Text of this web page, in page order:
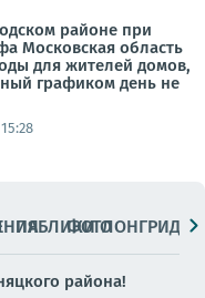
районе при
Московская область
для жителей домов,
графиком день не
ПАБЛИКИ
ФОТОЛОНГРИДЫ
района!